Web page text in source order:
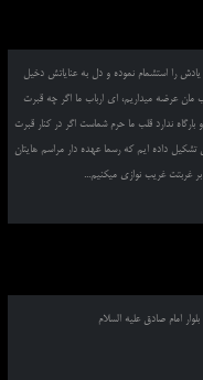
را استشمام نموده و دل به عنایاتش دخیل
عرضه میداریم، ای ارباب ما اگر چه قبرت
ندارد قلب ما حرم شماست اگر در کنار قبرت
تشکیل داده ایم که رسما عهده دار مراسم هایتان
بر غربتت غریب نوازی میکنیم...
امام صادق علیه السلام